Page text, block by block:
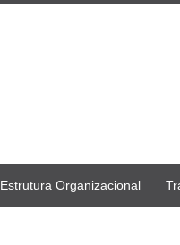
Estrutura Organizacional